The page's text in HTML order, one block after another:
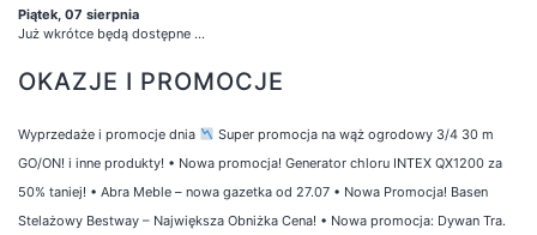
Piątek, 07 sierpnia
Już wkrótce będą dostępne ...
OKAZJE I PROMOCJE
Wyprzedaże i promocje dnia
Super promocja na wąż ogrodowy 3/4 30 m
GO/ON! i inne produkty! • Nowa promocja! Generator chloru INTEX QX1200 za
50% taniej! • Abra Meble – nowa gazetka od 27.07 • Nowa Promocja! Basen
Stelażowy Bestway – Największa Obniżka Cena! • Nowa promocja: Dywan Tra.